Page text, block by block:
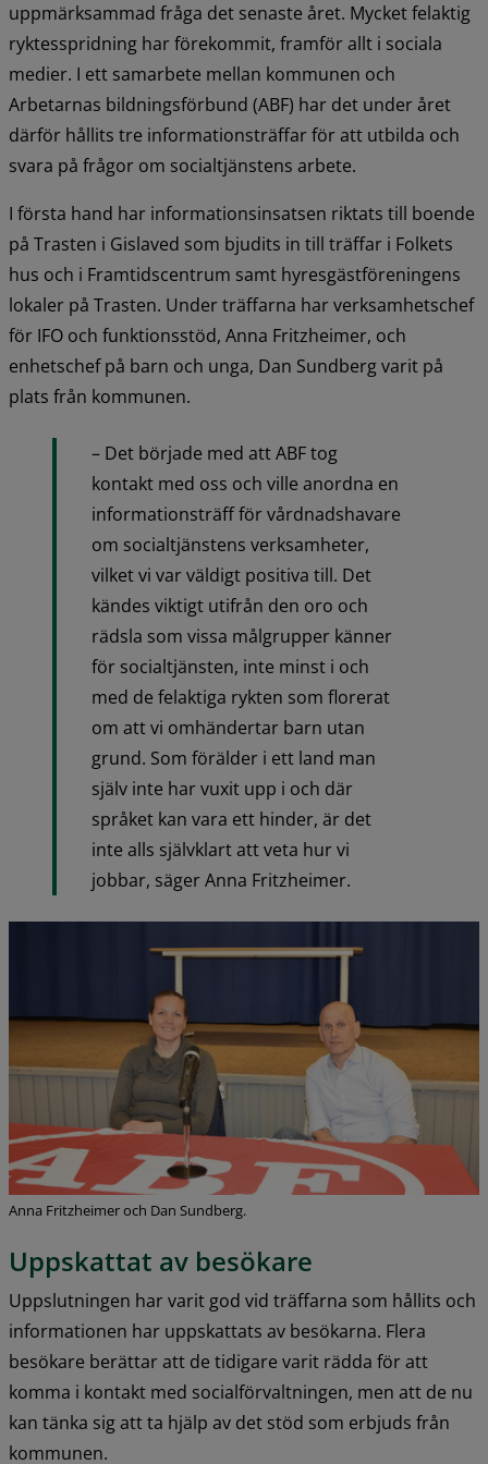
uppmärksammad fråga det senaste året. Mycket felaktig
ryktesspridning har förekommit, framför allt i sociala
medier. I ett samarbete mellan kommunen och
Arbetarnas bildningsförbund (ABF) har det under året
därför hållits tre informationsträffar för att utbilda och
svara på frågor om socialtjänstens arbete.
I första hand har informationsinsatsen riktats till boende
på Trasten i Gislaved som bjudits in till träffar i Folkets
hus och i Framtidscentrum samt hyresgästföreningens
lokaler på Trasten. Under träffarna har verksamhetschef
för IFO och funktionsstöd, Anna Fritzheimer, och
enhetschef på barn och unga, Dan Sundberg varit på
plats från kommunen.
– Det började med att ABF tog
kontakt med oss och ville anordna en
informationsträff för vårdnadshavare
om socialtjänstens verksamheter,
vilket vi var väldigt positiva till. Det
kändes viktigt utifrån den oro och
rädsla som vissa målgrupper känner
för socialtjänsten, inte minst i och
med de felaktiga rykten som florerat
om att vi omhändertar barn utan
grund. Som förälder i ett land man
själv inte har vuxit upp i och där
språket kan vara ett hinder, är det
inte alls självklart att veta hur vi
jobbar, säger Anna Fritzheimer.
Anna Fritzheimer och Dan Sundberg.
Uppskattat av besökare
Uppslutningen har varit god vid träffarna som hållits och
informationen har uppskattats av besökarna. Flera
besökare berättar att de tidigare varit rädda för att
komma i kontakt med socialförvaltningen, men att de nu
kan tänka sig att ta hjälp av det stöd som erbjuds från
kommunen.